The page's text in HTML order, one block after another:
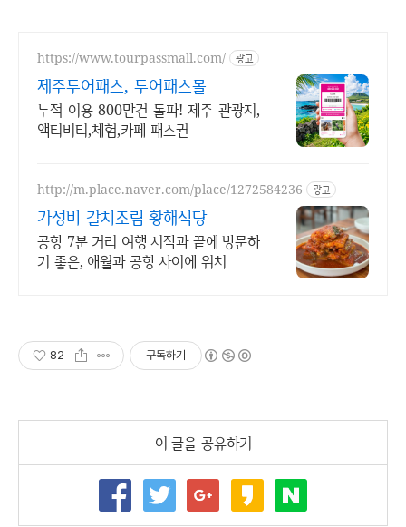
https://www.tourpassmall.com/ 광고
제주투어패스, 투어패스몰
누적 이용 800만건 돌파! 제주 관광지,
액티비티,체험,카페 패스권
http://m.place.naver.com/place/1272584236 광고
가성비 갈치조림 황해식당
공항 7분 거리 여행 시작과 끝에 방문하
기 좋은, 애월과 공항 사이에 위치
82 구독하기
이 글을 공유하기